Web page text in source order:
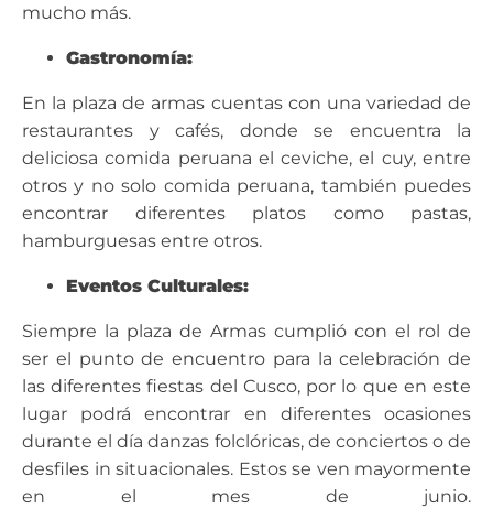
mucho más.
Gastronomía:
En la plaza de armas cuentas con una variedad de
restaurantes y cafés, donde se encuentra la
deliciosa comida peruana el ceviche, el cuy, entre
otros y no solo comida peruana, también puedes
encontrar diferentes platos como pastas,
hamburguesas entre otros.
Eventos Culturales:
Siempre la plaza de Armas cumplió con el rol de
ser el punto de encuentro para la celebración de
las diferentes fiestas del Cusco, por lo que en este
lugar podrá encontrar en diferentes ocasiones
durante el día danzas folclóricas, de conciertos o de
desfiles in situacionales. Estos se ven mayormente
en el mes de junio.